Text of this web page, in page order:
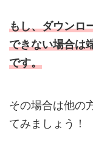
もし、ダウンロ
できない場合は
です。
その場合は他の
てみましょう！